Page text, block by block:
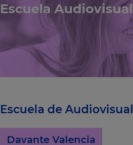
Escuela
Escuela de
Davante Valencia